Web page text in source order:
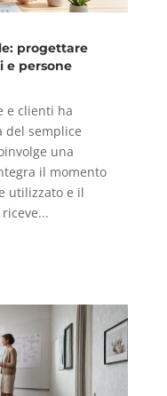
progettare
e persone
e clienti ha
del semplice
una
il momento
utilizzato e il